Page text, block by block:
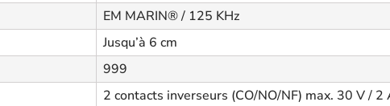
EM MARIN® / 125 KHz
Jusqu’à 6 cm
999
2 contacts inverseurs (CO/NO/NF) max. 30 V / 2